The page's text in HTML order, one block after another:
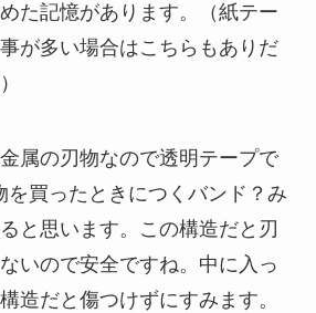
た記憶があります。（紙テー
が多い場合はこちらもありだ
属の刃物なので透明テープで
を買ったときにつくバンド？み
と思います。この構造だと刃
いので安全ですね。中に入っ
造だと傷つけずにすみます。